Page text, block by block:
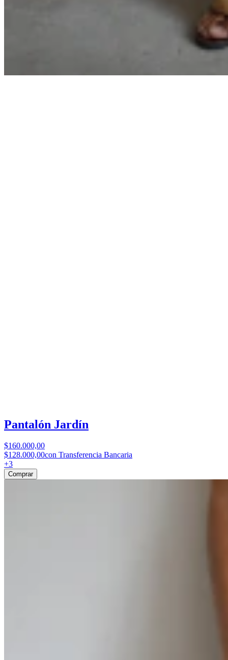
Pantalón Jardín
$160.000,00
$128.000,00con Transferencia Bancaria
+3
Comprar